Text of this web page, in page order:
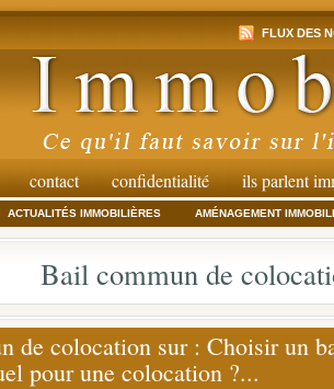
FLUX DES
contact confidentialité ils parlent
ACTUALITÉS IMMOBILIÈRES AMÉNAGEMENT
Bail commun de
de colocation sur : Choisir un
pour une colocation ?...